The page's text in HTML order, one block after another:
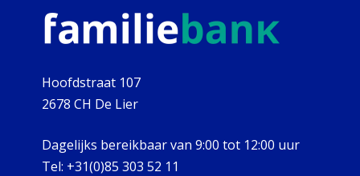
Hoofdstraat 107
2678 CH De Lier
Dagelijks bereikbaar van 9:00 tot 12:00 uur
Tel: +31(0)85 303 52 11